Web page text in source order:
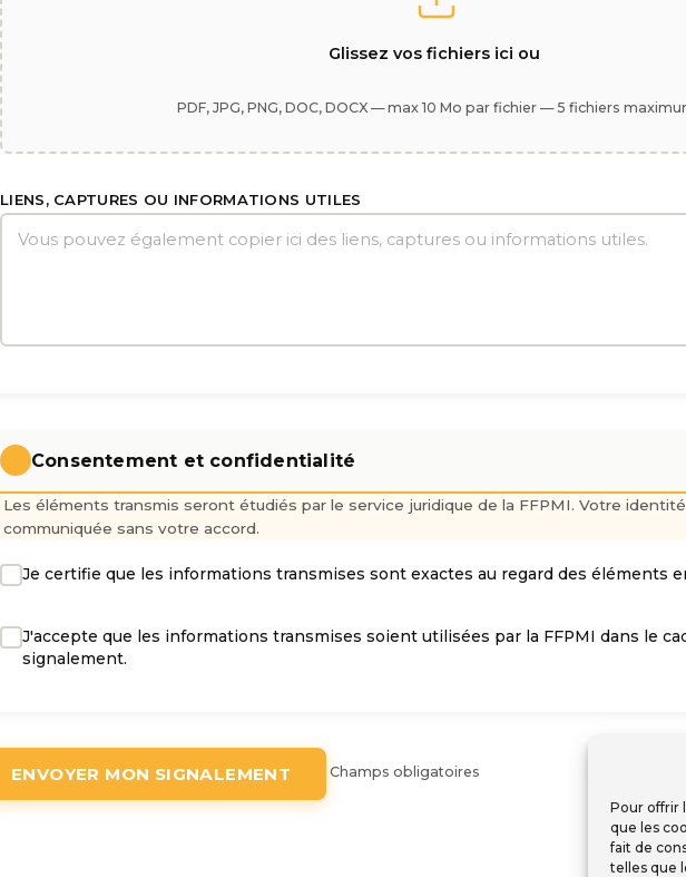
Pour offrir
que les
fait de
telles que
Glissez vos fichiers ici ou
PDF, JPG, PNG, DOC, DOCX — max 10 Mo par fichier — 5 fichiers
LIENS, CAPTURES OU INFORMATIONS UTILES
Consentement et confidentialité
Les éléments transmis seront étudiés par le service juridique de la FFPMI. Votre
communiquée sans votre accord.
Je certifie que les informations transmises sont exactes au regard des éléments
J'accepte que les informations transmises soient utilisées par la FFPMI dans le
signalement.
ENVOYER MON SIGNALEMENT Champs obligatoires